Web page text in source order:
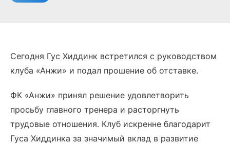
Сегодня Гус Хиддинк встретился с руководством
клуба «Анжи» и подал прошение об отставке.
ФК «Анжи» принял решение удовлетворить
просьбу главного тренера и расторгнуть
трудовые отношения. Клуб искренне благодарит
Гуса Хиддинка за значимый вклад в развитие